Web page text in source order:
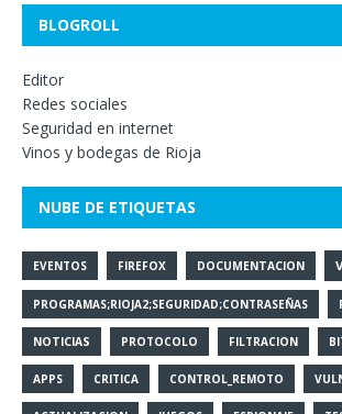
BLOGROLL
Editor
Redes sociales
Seguridad en internet
Vinos y bodegas de Rioja
NUBE DE ETIQUETAS
EVENTOS FIREFOX DOCUMENTACION
PROGRAMAS;RIOJA2;SEGURIDAD;CONTRASEÑAS
NOTICIAS PROTOCOLO FILTRACION
APPS CRITICA CONTROL_REMOTO